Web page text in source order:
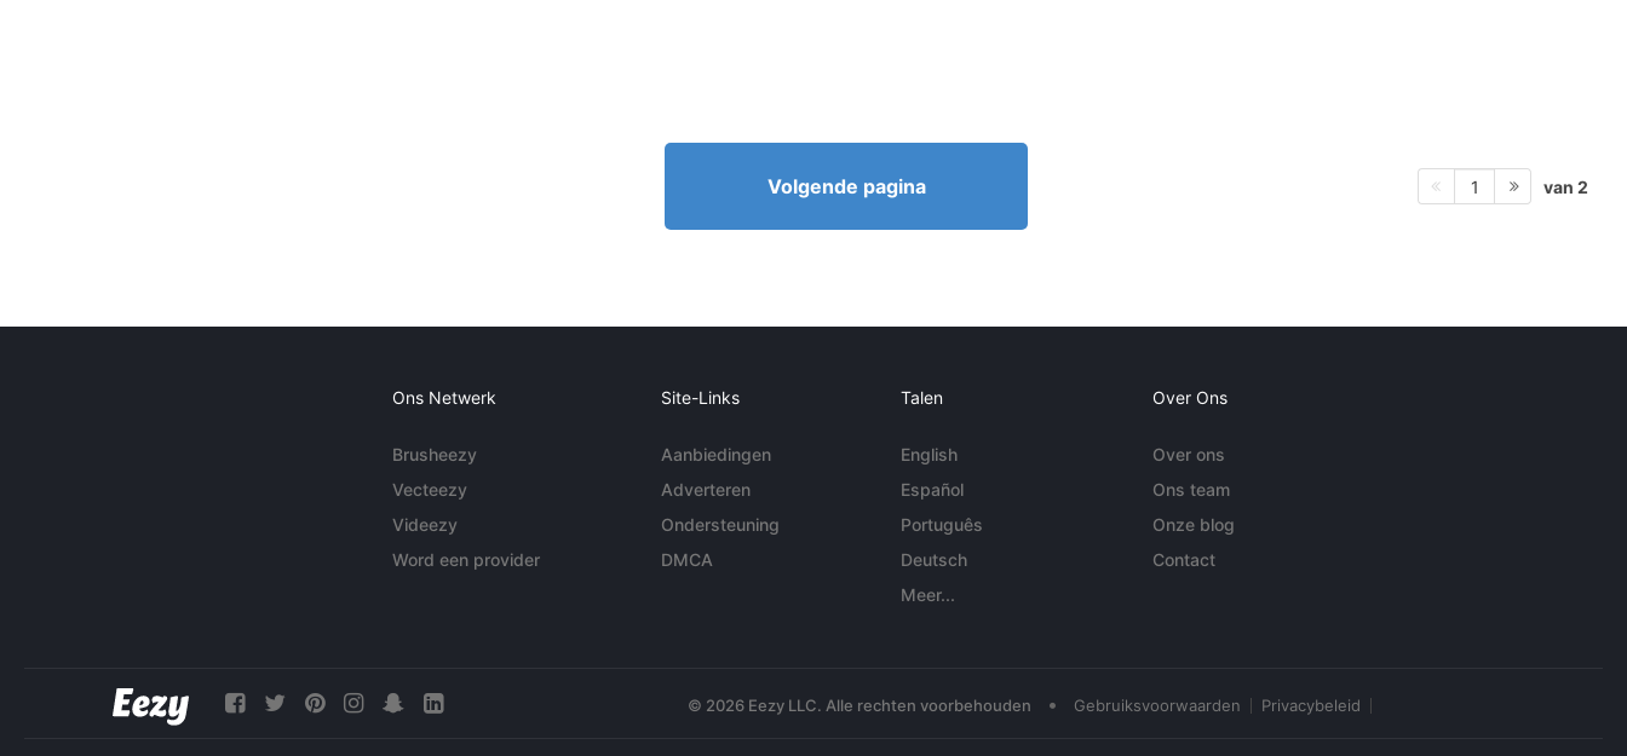
Volgende pagina 1 van 2
Ons Netwerk
Brusheezy
Vecteezy
Videezy
Word een provider
Site-Links
Aanbiedingen
Adverteren
Ondersteuning
DMCA
Talen
English
Español
Português
Deutsch
Meer...
Over Ons
Over ons
Ons team
Onze blog
Contact
© 2026 Eezy LLC. Alle rechten voorbehouden • Gebruiksvoorwaarden Privacybeleid